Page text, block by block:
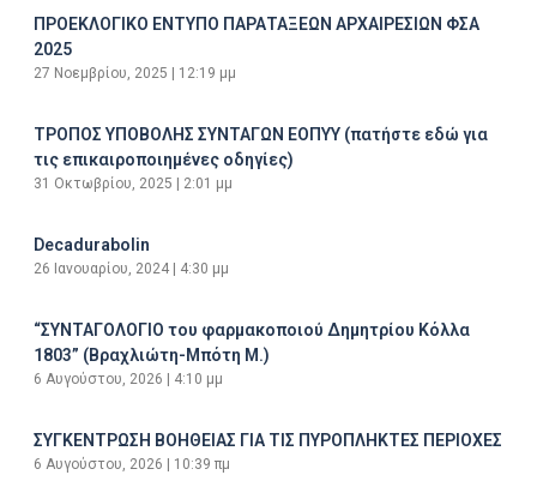
ΠΡΟΕΚΛΟΓΙΚΟ ΕΝΤΥΠΟ ΠΑΡΑΤΑΞΕΩΝ ΑΡΧΑΙΡΕΣΙΩΝ ΦΣΑ
2025
27 Νοεμβρίου, 2025 12:19 μμ
ΤΡΟΠΟΣ ΥΠΟΒΟΛΗΣ ΣΥΝΤΑΓΩΝ ΕΟΠΥΥ (πατήστε εδώ για
τις επικαιροποιημένες οδηγίες)
31 Οκτωβρίου, 2025 2:01 μμ
Decadurabolin
26 Ιανουαρίου, 2024 4:30 μμ
“ΣΥΝΤΑΓΟΛΟΓΙΟ του φαρμακοποιού Δημητρίου Κόλλα
1803” (Βραχλιώτη-Μπότη Μ.)
6 Αυγούστου, 2026 4:10 μμ
ΣΥΓΚΕΝΤΡΩΣΗ ΒΟΗΘΕΙΑΣ ΓΙΑ ΤΙΣ ΠΥΡΟΠΛΗΚΤΕΣ ΠΕΡΙΟΧΕΣ
6 Αυγούστου, 2026 10:39 πμ